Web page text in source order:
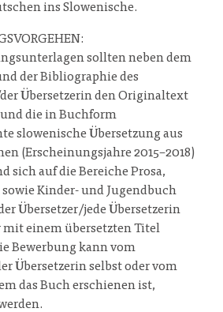
ins Slowenische.
sollten neben dem
der Bibliographie des
Übersetzerin den Originaltext
die in Buchform
slowenische Übersetzung aus
(Erscheinungsjahre 2015–2018)
sich auf die Bereiche Prosa,
sowie Kinder- und Jugendbuch
Übersetzer/jede Übersetzerin
mit einem übersetzten Titel
Bewerbung kann vom
Übersetzerin selbst oder vom
das Buch erschienen ist,